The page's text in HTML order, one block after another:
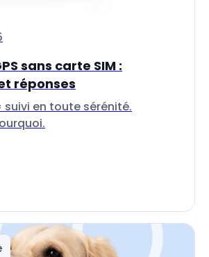
sans carte SIM :
réponses
suivi en toute sérénité.